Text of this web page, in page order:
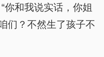
你和我说实话，你姐
们？不然生了孩子不